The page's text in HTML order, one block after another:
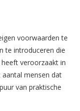
voorwaarden te
te introduceren die
veroorzaakt in
aantal mensen dat
van praktische